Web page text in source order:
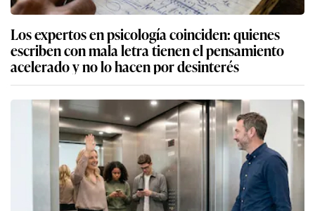
Los expertos en psicología coinciden: quienes
escriben con mala letra tienen el pensamiento
acelerado y no lo hacen por desinterés